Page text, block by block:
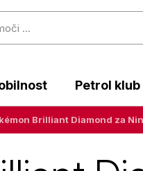
Petrol klub
Brilliant Diamond za